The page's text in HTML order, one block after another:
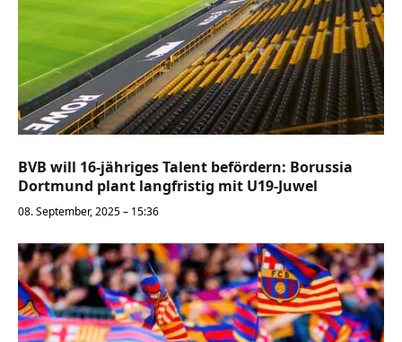
BVB will 16-jähriges Talent befördern: Borussia
Dortmund plant langfristig mit U19-Juwel
08. September, 2025 – 15:36